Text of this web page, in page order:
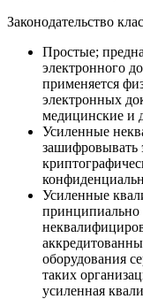
Законодательство
Простые;
электронного
применяется
электронных
медицинские и
Усиленные
Усиленные
принципиально
оборудования
таких
усиленная